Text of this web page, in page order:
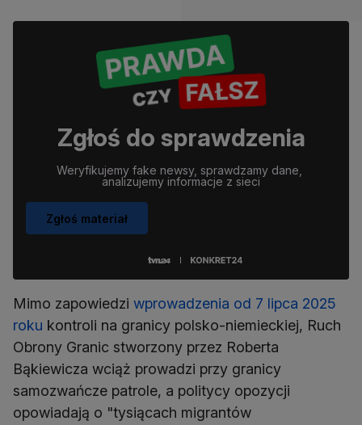
Zgłoś do sprawdzenia
Weryfikujemy fake newsy, sprawdzamy dane,
analizujemy informacje z sieci
Zgłoś materiał
Mimo zapowiedzi wprowadzenia od 7 lipca 2025
roku kontroli na granicy polsko-niemieckiej, Ruch
Obrony Granic stworzony przez Roberta
Bąkiewicza wciąż prowadzi przy granicy
samozwańcze patrole, a politycy opozycji
opowiadają o "tysiącach migrantów